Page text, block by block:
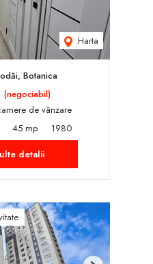
Harta
Botanica
(negociabil)
de vânzare
45 mp
1980
detalii